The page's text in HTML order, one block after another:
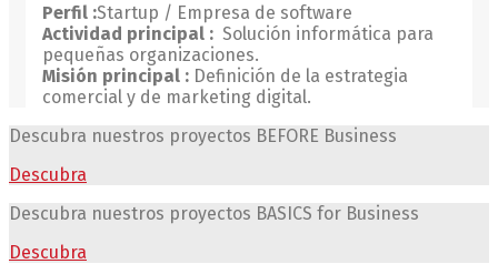
Perfil :Startup / Empresa de software
Actividad principal : Solución informática para
pequeñas organizaciones.
Misión principal : Definición de la estrategia
comercial y de marketing digital.
Descubra nuestros proyectos BEFORE Business
Descubra
Descubra nuestros proyectos BASICS for Business
Descubra